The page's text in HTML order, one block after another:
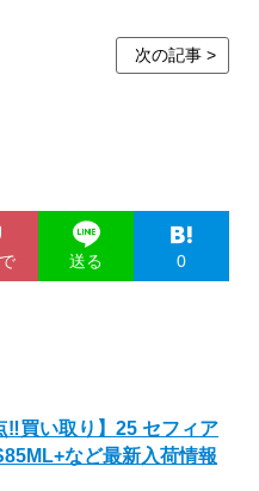
次の記事 >
送る 0
‼︎買い取り】25 セフィア
など最新入荷情報